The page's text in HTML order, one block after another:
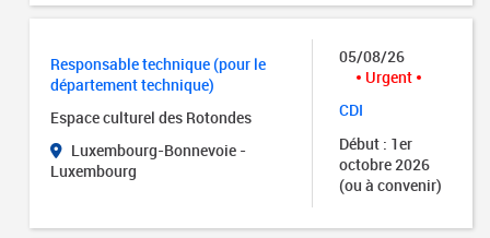
Responsable technique (pour le
département technique)
Espace culturel des Rotondes
Luxembourg-Bonnevoie -
Luxembourg
05/08/26
Urgent
CDI
Début : 1er
octobre 2026
(ou à convenir)